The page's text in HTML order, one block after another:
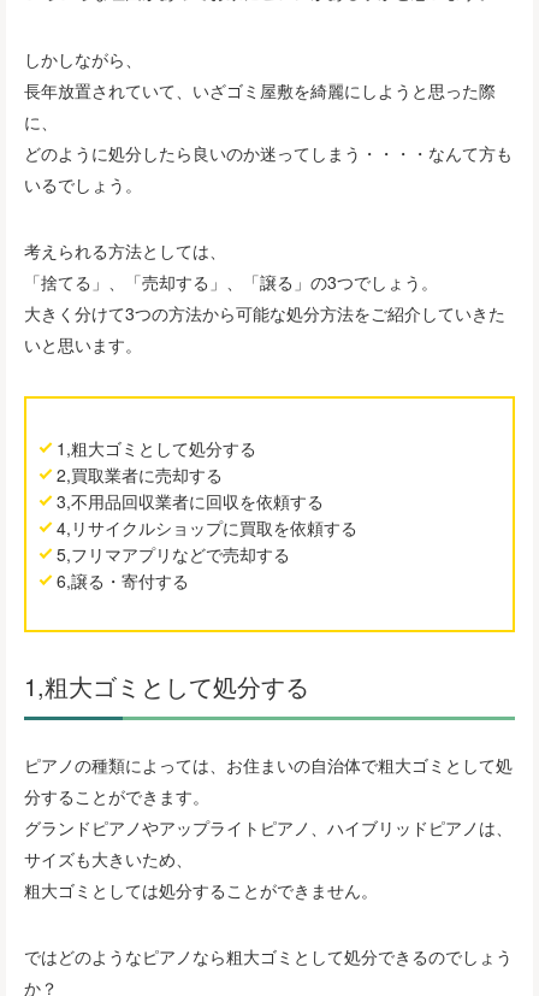
しかしながら、
長年放置されていて、いざゴミ屋敷を綺麗にしようと思った際
に、
どのように処分したら良いのか迷ってしまう・・・・なんて方も
いるでしょう。
考えられる方法としては、
「捨てる」、「売却する」、「譲る」の3つでしょう。
大きく分けて3つの方法から可能な処分方法をご紹介していきた
いと思います。
1,粗大ゴミとして処分する
2,買取業者に売却する
3,不用品回収業者に回収を依頼する
4,リサイクルショップに買取を依頼する
5,フリマアプリなどで売却する
6,譲る・寄付する
1,粗大ゴミとして処分する
ピアノの種類によっては、お住まいの自治体で粗大ゴミとして処
分することができます。
グランドピアノやアップライトピアノ、ハイブリッドピアノは、
サイズも大きいため、
粗大ゴミとしては処分することができません。
ではどのようなピアノなら粗大ゴミとして処分できるのでしょう
か？